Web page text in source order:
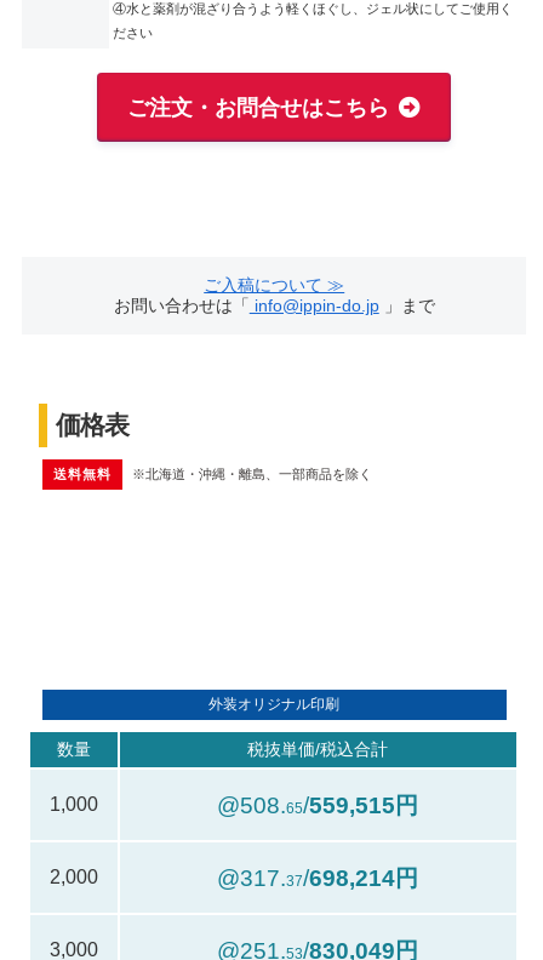
④水と薬剤が混ざり合うよう軽くほぐし、ジェル状にしてご使用く
ださい
ご注文・お問合せはこちら
ご入稿について ≫
お問い合わせは「
info@ippin-do.jp」まで
価格表
送料無料 ※北海道・沖縄・離島、一部商品を除く
外装オリジナル印刷
数量 税抜単価/税込合計
1,000 @508.65/559,515円
2,000 @317.37/698,214円
3,000 @251.53/830,049円